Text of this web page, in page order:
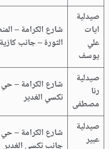
صيدلية
ايات
علي
يوسف
شارع الكرامة –
الثورة – جانب
صيدلية
رنا
مصطفى
شارع الكرامة –
تكسي الغدير
صيدلية
عبير
شارع الكرامة – حي